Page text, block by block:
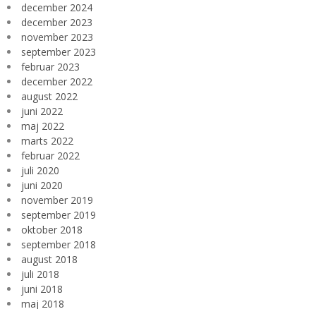
december 2024
december 2023
november 2023
september 2023
februar 2023
december 2022
august 2022
juni 2022
maj 2022
marts 2022
februar 2022
juli 2020
juni 2020
november 2019
september 2019
oktober 2018
september 2018
august 2018
juli 2018
juni 2018
maj 2018